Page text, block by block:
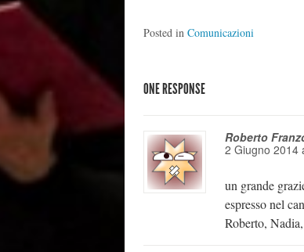
Posted in Comunicazioni
ONE RESPONSE
Roberto
2 Giugno 2014
un grande
espresso nel
Roberto,